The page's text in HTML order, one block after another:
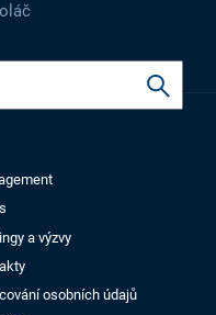
a výzvy
osobních údajů